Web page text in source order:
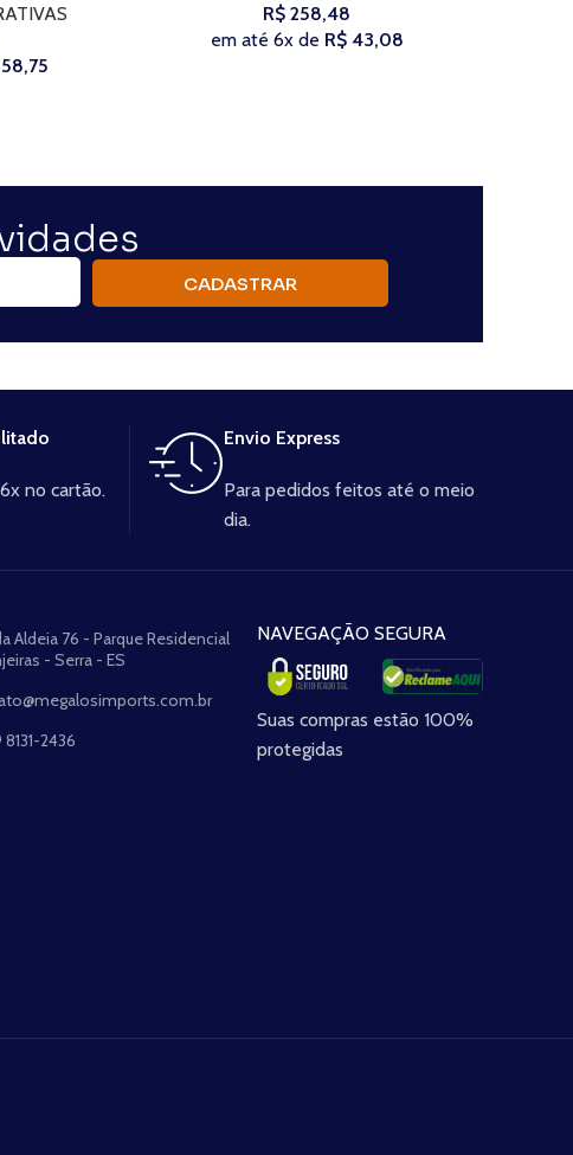
R$ 258,48
em até 6x de R$43,08
CADASTRAR
no cartão.
Envio Express
Para pedidos feitos até o meio
dia.
Aldeia 76 - Parque Residencial
- Serra - ES
8131-2436
NAVEGAÇÃO SEGURA
Suas compras estão 100%
protegidas